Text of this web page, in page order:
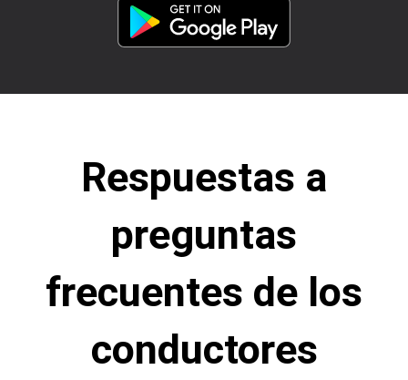
Respuestas a
preguntas
frecuentes de los
conductores